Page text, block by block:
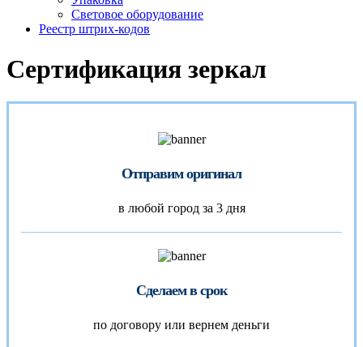
Световое оборудование
Реестр штрих-кодов
Сертификация зеркал
Отправим оригинал
в любой город за 3 дня
Сделаем в срок
по договору или вернем деньги